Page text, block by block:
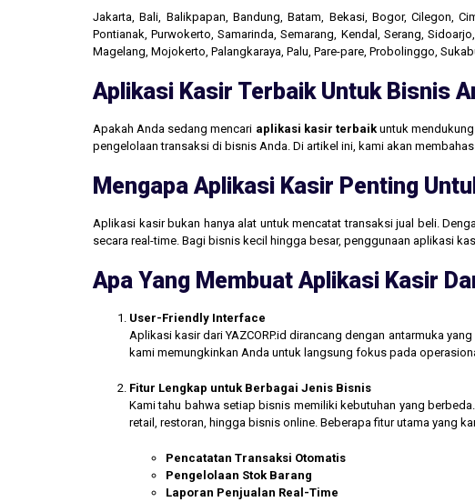
Jakarta, Bali, Balikpapan, Bandung, Batam, Bekasi, Bogor, Cilegon,
Pontianak, Purwokerto, Samarinda, Semarang, Kendal, Serang,
Magelang, Mojokerto, Palangkaraya, Palu, Pare-pare, Probolinggo,
Aplikasi Kasir Terbaik Untuk Bisnis
Apakah Anda sedang mencari aplikasi kasir terbaikuntuk
pengelolaan transaksi di bisnis Anda. Di artikel ini, kami akan
Mengapa Aplikasi Kasir Penting
Aplikasi kasir bukan hanya alat untuk mencatat transaksi jual beli.
secara real-time. Bagi bisnis kecil hingga besar, penggunaan aplikasi
Apa Yang Membuat Aplikasi Kasir
User-Friendly Interface
Aplikasi kasir dari YAZCORP.id dirancang dengan antarmuka
kami memungkinkan Anda untuk langsung fokus pada
Fitur Lengkap untuk Berbagai Jenis Bisnis
Kami tahu bahwa setiap bisnis memiliki kebutuhan yang
retail, restoran, hingga bisnis online. Beberapa fitur utama yang
Pencatatan Transaksi Otomatis
Pengelolaan Stok Barang
Laporan Penjualan Real-Time